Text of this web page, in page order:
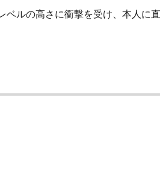
ベルの高さに衝撃を受け、本人に